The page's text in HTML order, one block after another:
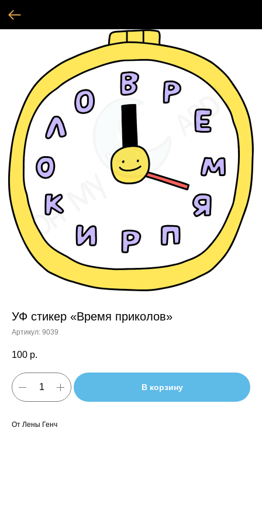
УФ стикер «Время приколов»
Артикул: 9039
100 р.
В корзину
От Лены Генч